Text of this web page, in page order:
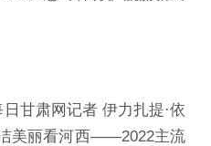
甘肃网记者 伊力扎提·依
美丽看河西——2022主流